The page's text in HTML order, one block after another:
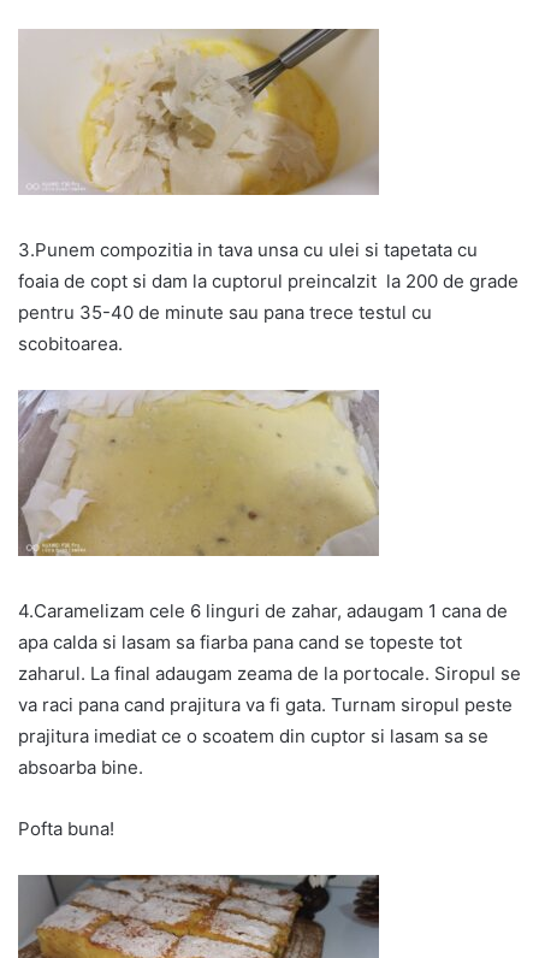
3.Punem compozitia in tava unsa cu ulei si tapetata cu
foaia de copt si dam la cuptorul preincalzit la 200 de grade
pentru 35-40 de minute sau pana trece testul cu
scobitoarea.
4.Caramelizam cele 6 linguri de zahar, adaugam 1 cana de
apa calda si lasam sa fiarba pana cand se topeste tot
zaharul. La final adaugam zeama de la portocale. Siropul se
va raci pana cand prajitura va fi gata. Turnam siropul peste
prajitura imediat ce o scoatem din cuptor si lasam sa se
absoarba bine.
Pofta buna!